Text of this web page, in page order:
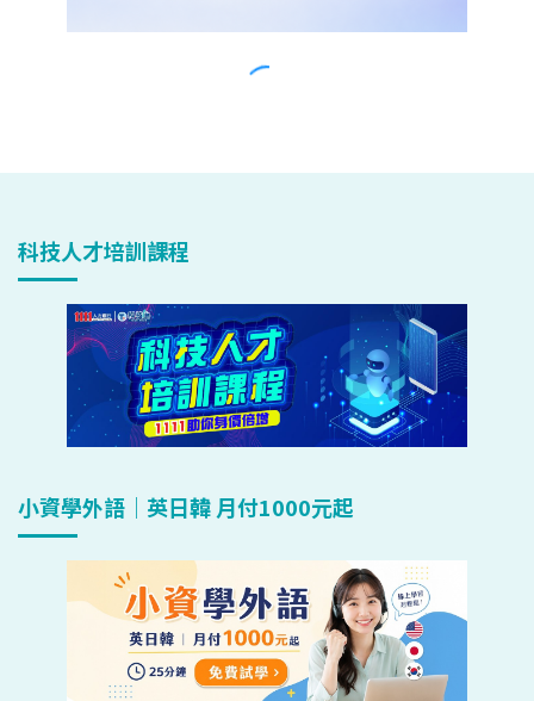
科技人才培訓課程
小資學外語｜英日韓 月付1000元起